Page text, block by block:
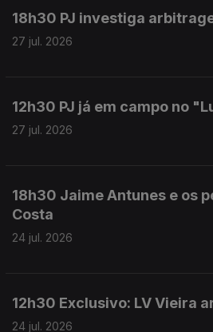
18h30 PJ investiga
27 jul. 2026
12h30 PJ já em campo no
27 jul. 2026
18h30 Jaime Antunes e os
Costa
24 jul. 2026
12h30 Exclusivo: LV Vieira
24 jul. 2026